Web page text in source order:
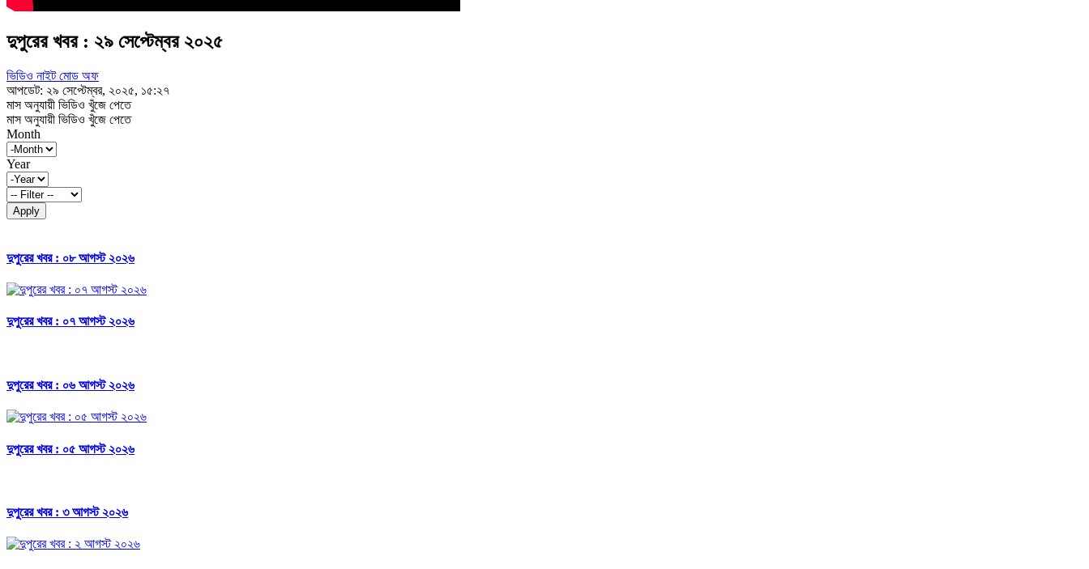
দুপুরের খবর : ২৯ সেপ্টেম্বর ২০২৫
ভিডিও নাইট মোড অফ
আপডেট: ২৯ সেপ্টেম্বর, ২০২৫, ১৫:২৭
মাস অনুযায়ী ভিডিও খুঁজে পেতে
মাস অনুযায়ী ভিডিও খুঁজে পেতে
Month
Year
Apply
দুপুরের খবর : ০৮ আগস্ট ২০২৬
দুপুরের খবর : ০৭ আগস্ট ২০২৬
দুপুরের খবর : ০৬ আগস্ট ২০২৬
দুপুরের খবর : ০৫ আগস্ট ২০২৬
দুপুরের খবর : ৩ আগস্ট ২০২৬